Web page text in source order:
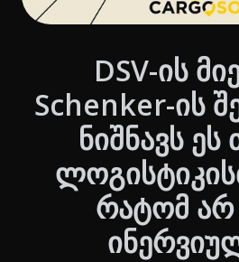
DSV-ის
Schenker-ის
ნიშნავს ეს
რატომ არ